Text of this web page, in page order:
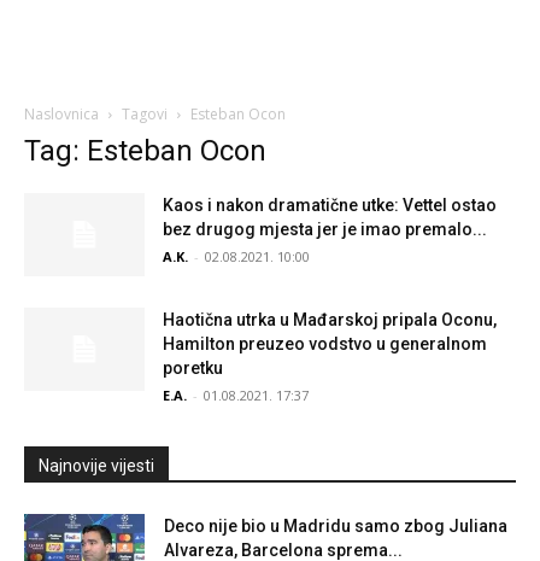
Naslovnica Tagovi Esteban Ocon
Tag: Esteban Ocon
Kaos i nakon dramatične utke: Vettel ostao
bez drugog mjesta jer je imao premalo...
A.K. - 02.08.2021. 10:00
Haotična utrka u Mađarskoj pripala Oconu,
Hamilton preuzeo vodstvo u generalnom
poretku
E.A. - 01.08.2021. 17:37
Najnovije vijesti
Deco nije bio u Madridu samo zbog Juliana
Alvareza, Barcelona sprema...